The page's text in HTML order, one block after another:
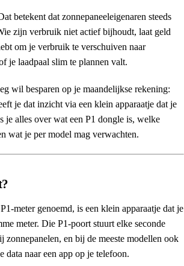
betekent dat zonnepaneeleigenaren steeds
zijn verbruik niet actief bijhoudt, laat geld
om je verbruik te verschuiven naar
je laadpaal slim te plannen valt.
wil besparen op je maandelijkse rekening:
je dat inzicht via een klein apparaatje dat je
je alles over wat een P1 dongle is, welke
wat je per model mag verwachten.
meter genoemd, is een klein apparaatje dat je
meter. Die P1-poort stuurt elke seconde
zonnepanelen, en bij de meeste modellen ook
naar een app op je telefoon.